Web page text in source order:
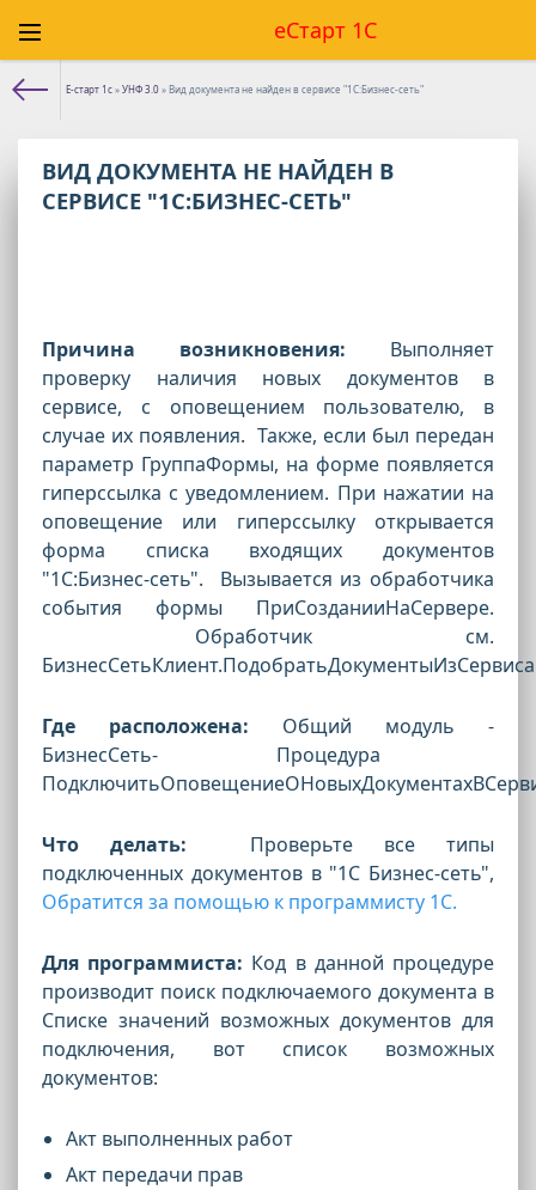
еСтарт 1С
Е-старт 1с»УНФ 3.0» Вид документа не найден в сервисе "1С:Бизнес-сеть"
ВИД ДОКУМЕНТА НЕ НАЙДЕН В
СЕРВИСЕ "1С:БИЗНЕС-СЕТЬ"
Причина возникновения: Выполняет
проверку наличия новых документов в
сервисе, с оповещением пользователю, в
случае их появления. Также, если был передан
параметр ГруппаФормы, на форме появляется
гиперссылка с уведомлением. При нажатии на
оповещение или гиперссылку открывается
форма списка входящих документов
"1С:Бизнес-сеть". Вызывается из обработчика
события формы ПриСозданииНаСервере.
Обработчик см.
Где расположена:
Общий модуль -
БизнесСеть- Процедура
Что делать:
Проверьте все типы
подключенных документов в "1С Бизнес-сеть",
Обратится за помощью к программисту 1С.
Для программиста: Код в данной процедуре
производит поиск подключаемого документа в
Списке значений возможных документов для
подключения, вот список возможных
документов:
Акт выполненных работ
Акт передачи прав